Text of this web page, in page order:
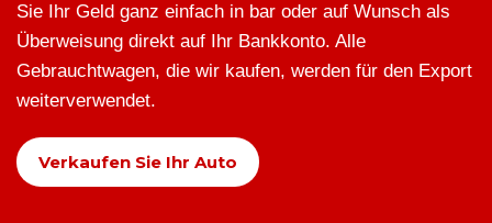
Sie Ihr Geld ganz einfach in bar oder auf Wunsch als
Überweisung direkt auf Ihr Bankkonto. Alle
Gebrauchtwagen, die wir kaufen, werden für den Export
weiterverwendet.
Verkaufen Sie Ihr Auto